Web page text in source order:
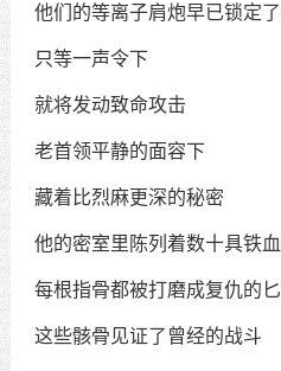
他们的等离子肩炮早已锁定
只等一声令下
就将发动致命攻击
老首领平静的面容下
藏着比烈麻更深的秘密
他的密室里陈列着数十具铁
每根指骨都被打磨成复仇的
这些骸骨见证了曾经的战斗